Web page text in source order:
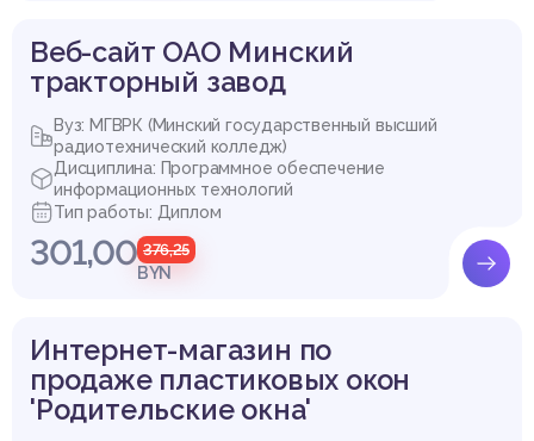
Веб-сайт ОАО Минский
тракторный завод
Вуз: МГВРК (Минский государственный высший
радиотехнический колледж)
Дисциплина: Программное обеспечение
информационных технологий
Тип работы: Диплом
301,00 376,25
BYN
Интернет-магазин по
продаже пластиковых окон
'Родительские окна'